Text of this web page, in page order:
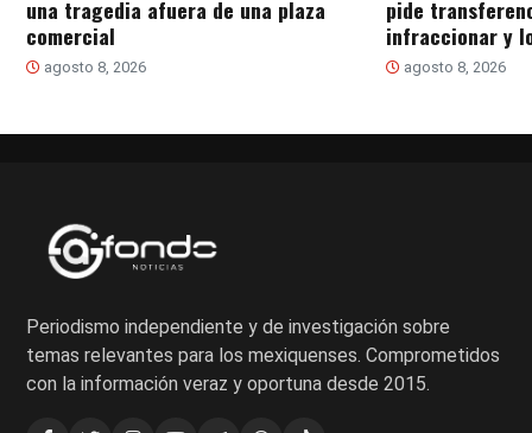
una tragedia afuera de una plaza
comercial
agosto 8, 2026
pide
infraccionar y
agosto 8, 2026
Periodismo independiente y de investigación sobre
temas relevantes para los mexiquenses. Comprometidos
con la información veraz y oportuna desde 2015.